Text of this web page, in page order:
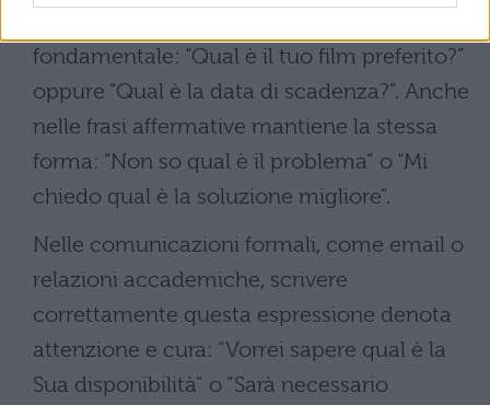
fondamentale: “Qual è il tuo film preferito?”
oppure “Qual è la data di scadenza?”. Anche
nelle frasi affermative mantiene la stessa
forma: “Non so qual è il problema” o “Mi
chiedo qual è la soluzione migliore”.
Nelle comunicazioni formali, come email o
relazioni accademiche, scrivere
correttamente questa espressione denota
attenzione e cura: “Vorrei sapere qual è la
Sua disponibilità” o “Sarà necessario